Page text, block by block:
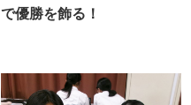
で優勝を飾る！